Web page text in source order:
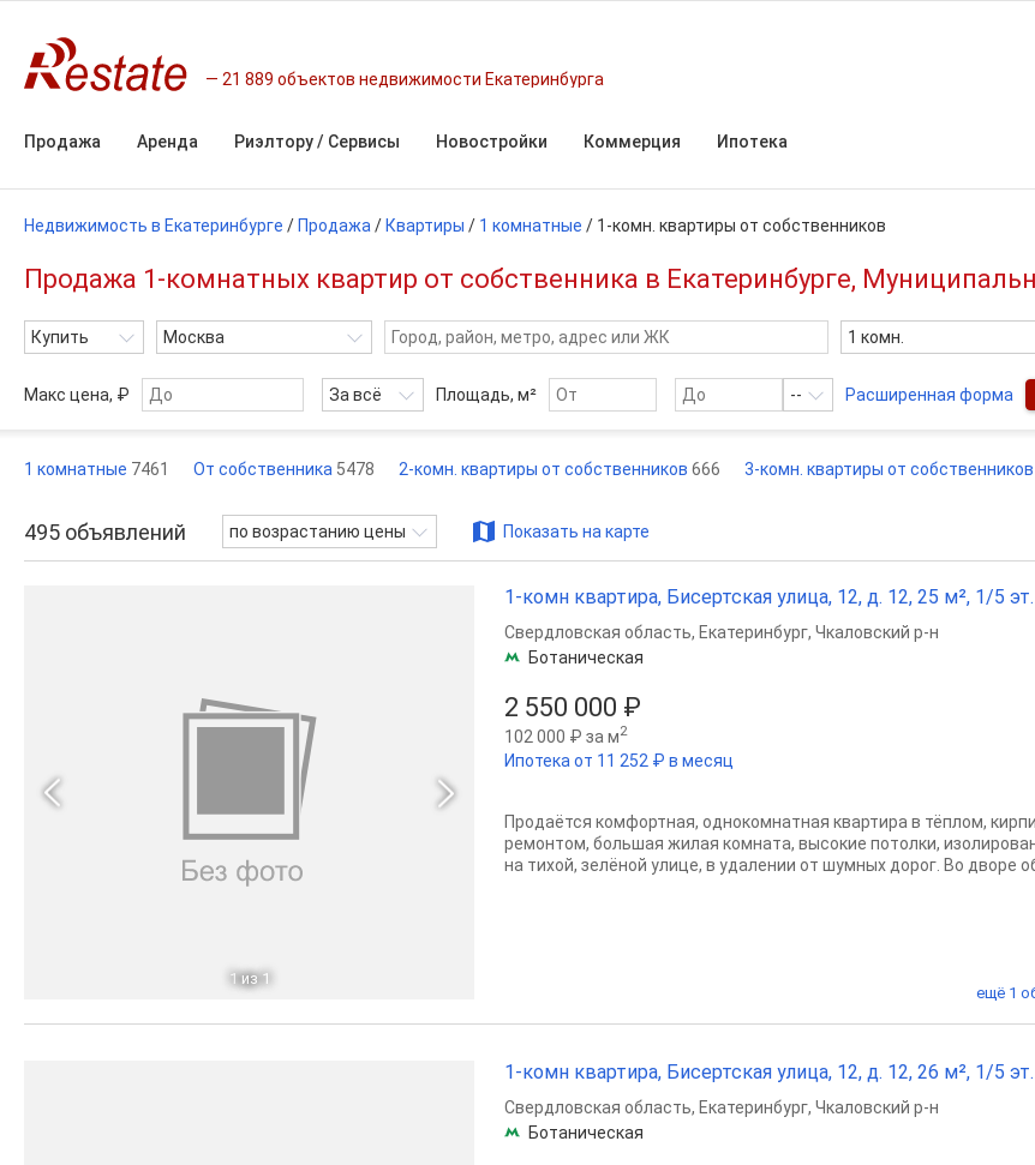
21 889 объектов недвижимости Екатеринбурга
Продажа Аренда Риэлтору / Сервисы Новостройки Коммерция Ипотека
Недвижимость в Екатеринбурге / Продажа / Квартиры / 1 комнатные / 1-комн. квартиры от собственников
Продажа 1-комнатных квартир от собственника в Екатеринбурге,
Купить Москва 1 комн.
Макс цена, ₽ За всё Площадь, м² -- Расширенная форма
1 комнатные 7461 От собственника 5478 2-комн. квартиры от собственников 666 3-комн. квартиры от собственников
495 объявлений по возрастанию цены Показать на карте
1 из 1
1-комн квартира, Бисертская улица, 12, д. 12, 25 м², 1/5 эт.
2 550 000 ₽
102 000 ₽ за м2
Ипотека от 11 252 ₽ в месяц
Свердловская область, Екатеринбург, Чкаловский р-н
Ботаническая
Продаётся комфортная, однокомнатная квартира в тёплом,
ремонтом, большая жилая комната, высокие потолки,
на тихой, зелёной улице, в удалении от шумных дорог. Во дворе
ещё 1
1-комн квартира, Бисертская улица, 12, д. 12, 26 м², 1/5 эт.
Свердловская область, Екатеринбург, Чкаловский р-н
Ботаническая